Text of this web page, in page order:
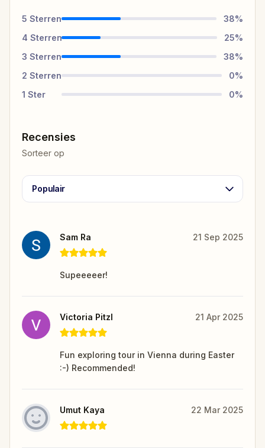
5 Sterren 38%
4 Sterren 25%
3 Sterren 38%
2 Sterren 0%
1 Ster 0%
Recensies
Sorteer op
Populair
Sam Ra 21 Sep 2025
Supeeeeer!
Victoria Pitzl 21 Apr 2025
Fun exploring tour in Vienna during Easter
:-) Recommended!
Umut Kaya 22 Mar 2025